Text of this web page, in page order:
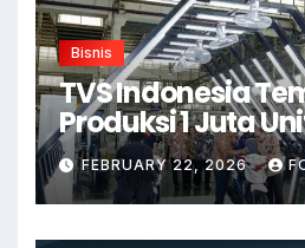
Bisnis
TVS Indonesia
Produksi 1 Juta
Karawang
FEBRUARY 22, 2026